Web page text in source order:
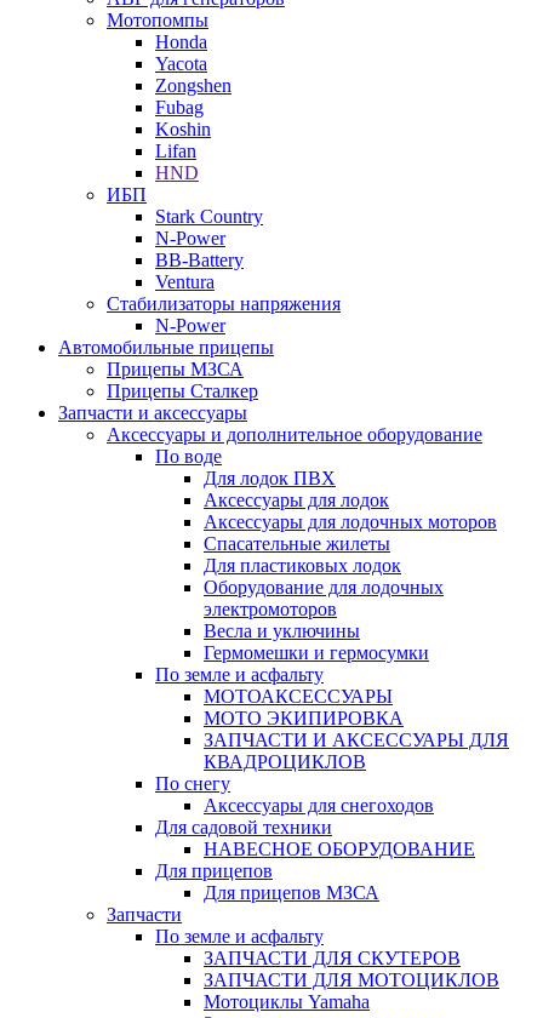
Мотопомпы
Honda
Yacota
Zongshen
Fubag
Koshin
Lifan
HND
ИБП
Stark Country
N-Power
BB-Battery
Ventura
Стабилизаторы напряжения
N-Power
Автомобильные прицепы
Прицепы МЗСА
Прицепы Сталкер
Запчасти и аксессуары
Аксессуары и дополнительное оборудование
По воде
Для лодок ПВХ
Аксессуары для лодок
Аксессуары для лодочных моторов
Спасательные жилеты
Для пластиковых лодок
Оборудование для лодочных
электромоторов
Весла и уключины
Гермомешки и гермосумки
По земле и асфальту
МОТОАКСЕССУАРЫ
МОТО ЭКИПИРОВКА
ЗАПЧАСТИ И АКСЕССУАРЫ ДЛЯ
КВАДРОЦИКЛОВ
По снегу
Аксессуары для снегоходов
Для садовой техники
НАВЕСНОЕ ОБОРУДОВАНИЕ
Для прицепов
Для прицепов МЗСА
Запчасти
По земле и асфальту
ЗАПЧАСТИ ДЛЯ СКУТЕРОВ
ЗАПЧАСТИ ДЛЯ МОТОЦИКЛОВ
Мотоциклы Yamaha